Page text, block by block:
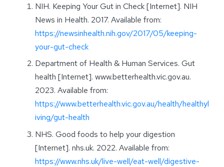
NIH. Keeping Your Gut in Check [Internet]. NIH
News in Health. 2017. Available from:
https://newsinhealth.nih.gov/2017/05/keeping-
your-gut-check
Department of Health & Human Services. Gut
health [Internet]. www.betterhealth.vic.gov.au.
2023. Available from:
https://www.betterhealth.vic.gov.au/health/healthyl
iving/gut-health
NHS. Good foods to help your digestion
[Internet]. nhs.uk. 2022. Available from:
https://www.nhs.uk/live-well/eat-well/digestive-